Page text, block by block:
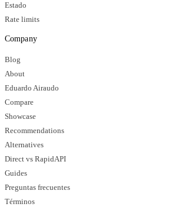
Estado
Rate limits
Company
Blog
About
Eduardo Airaudo
Compare
Showcase
Recommendations
Alternatives
Direct vs RapidAPI
Guides
Preguntas frecuentes
Términos